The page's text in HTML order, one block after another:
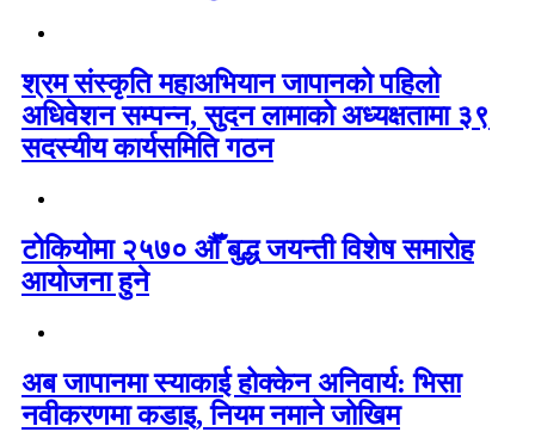
श्रम संस्कृति महाअभियान जापानको पहिलो
अधिवेशन सम्पन्न, सुदन लामाको अध्यक्षतामा ३९
सदस्यीय कार्यसमिति गठन
टोकियोमा २५७० औँ बुद्ध जयन्ती विशेष समारोह
आयोजना हुने
अब जापानमा स्याकाई होक्केन अनिवार्य: भिसा
नवीकरणमा कडाइ, नियम नमाने जोखिम